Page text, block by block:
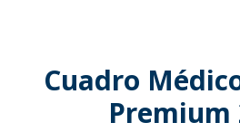
Cuadro
Premium